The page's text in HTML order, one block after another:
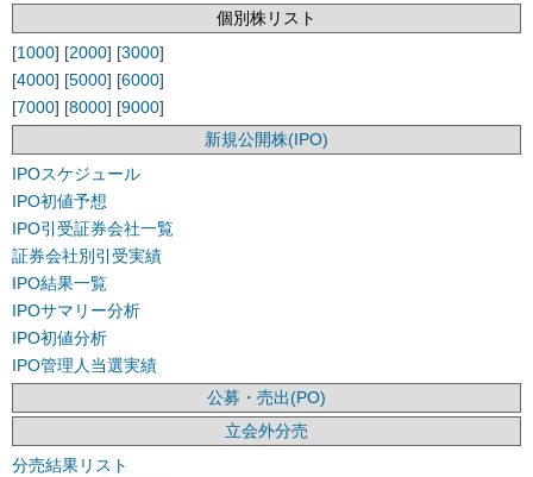
個別株リスト
[1000] [2000] [3000]
[4000] [5000] [6000]
[7000] [8000] [9000]
新規公開株(IPO)
IPOスケジュール
IPO初値予想
IPO引受証券会社一覧
証券会社別引受実績
IPO結果一覧
IPOサマリー分析
IPO初値分析
IPO管理人当選実績
公募・売出(PO)
立会外分売
分売結果リスト